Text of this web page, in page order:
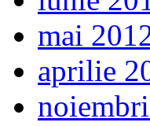
mai
aprilie